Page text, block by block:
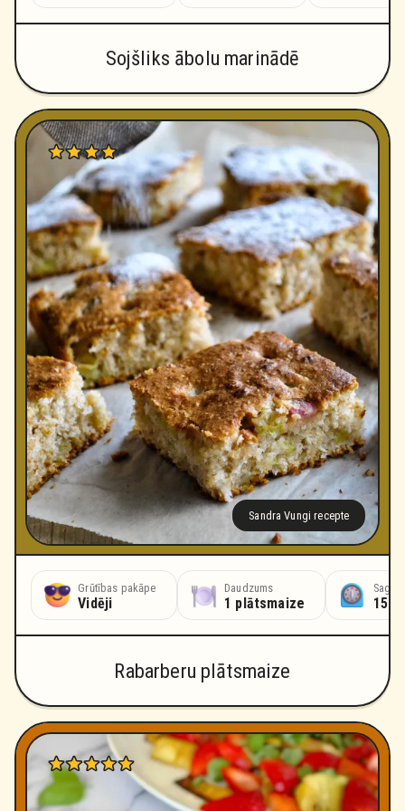
Sojšliks ābolu marinādē
Sandra Vungi recepte
Grūtības pakāpe
Vidēji
Daudzums
1 plātsmaize 15
Rabarberu plātsmaize